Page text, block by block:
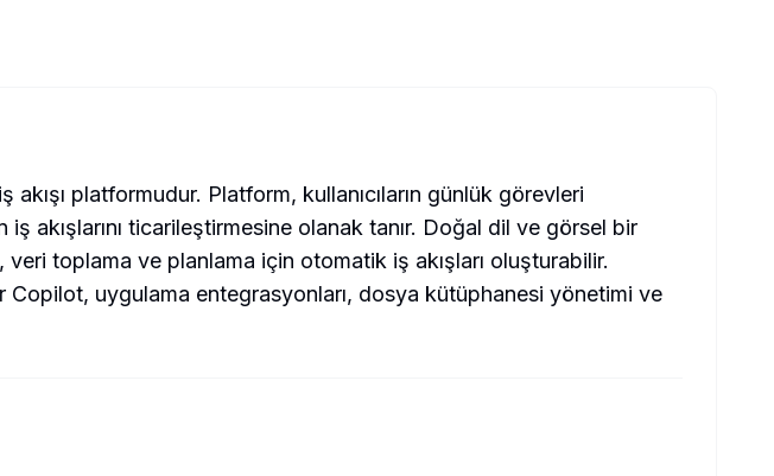
platformudur. Platform, kullanıcıların günlük görevleri
akışlarını ticarileştirmesine olanak tanır. Doğal dil ve görsel bir
veri toplama ve planlama için otomatik iş akışları oluşturabilir.
Copilot, uygulama entegrasyonları, dosya kütüphanesi yönetimi ve